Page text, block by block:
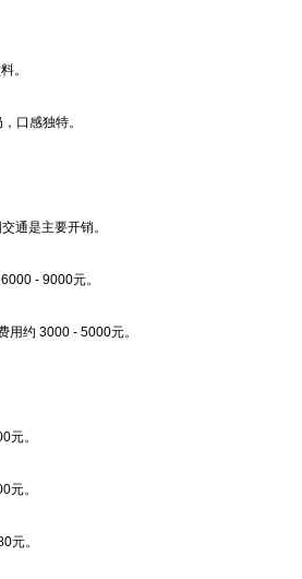
。
口感独特。
通是主要开销。
- 9000元。
用约 3000 - 5000元。
元。
元。
元。